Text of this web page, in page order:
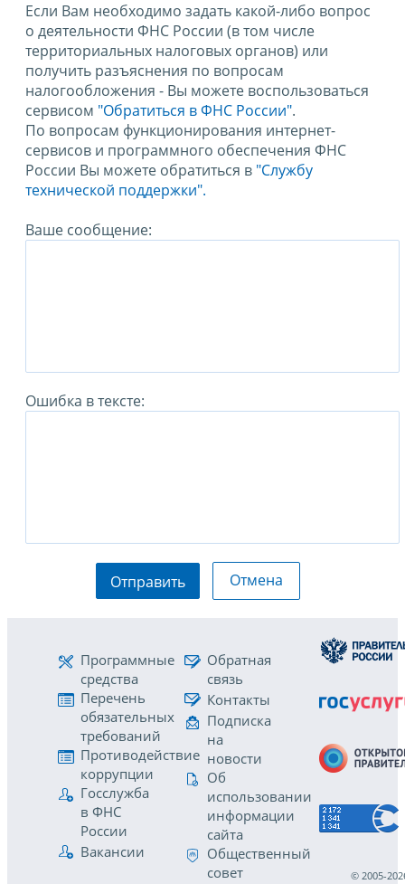
Если Вам необходимо задать какой-либо вопрос
о деятельности ФНС России (в том числе
территориальных налоговых органов) или
получить разъяснения по вопросам
налогообложения - Вы можете воспользоваться
сервисом "Обратиться в ФНС России".
По вопросам функционирования интернет-
сервисов и программного обеспечения ФНС
России Вы можете обратиться в "Службу
технической поддержки".
Ваше сообщение:
Ошибка в тексте:
Отправить Отмена
Программные
средства
Перечень
обязательных
требований
Противодействие
коррупции
Госслужба
в ФНС
России
Вакансии
Обратная
связь
Контакты
Подписка
на
новости
Об
использовании
информации
сайта
Общественный
совет
© 2005-